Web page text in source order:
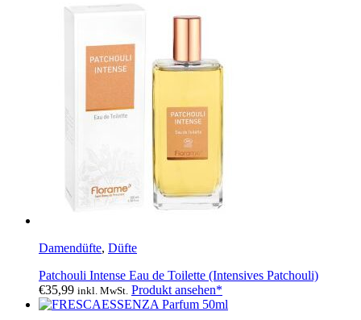
Damendüfte, Düfte
Patchouli Intense Eau de Toilette (Intensives Patchouli)
€35,99 inkl. MwSt. Produkt ansehen*